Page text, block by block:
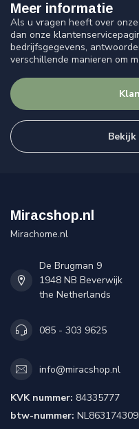
Meer informatie
Als u vragen heeft over
dan onze
bedrijfsgegevens,
verschillende manieren om
Miracshop.nl
Mirachome.nl
De Brugman 9
1948 NB Beverwijk
the Netherlands
085 - 303 9625
info@miracshop.nl
KVK nummer: 84335777
btw-nummer: